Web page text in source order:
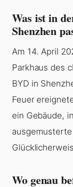
Was ist in
Shenzhen
Am 14. April
Parkhaus des
BYD in
Feuer
ein Gebäude,
Wo genau